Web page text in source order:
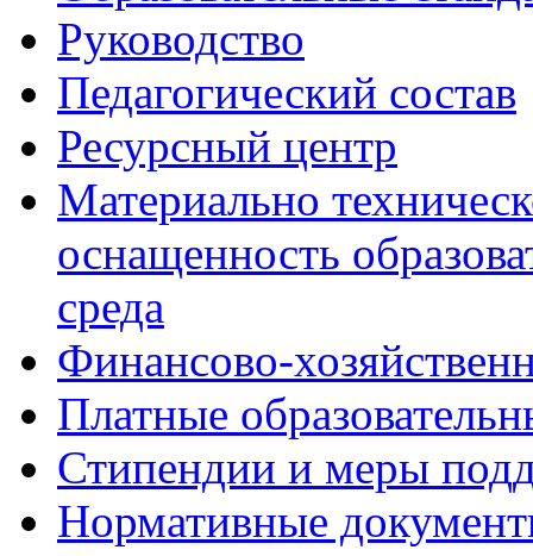
Руководство
Педагогический состав
Ресурсный центр
Материально
оснащенность
среда
Финансово-
Платные
Стипендии и меры
Нормативные